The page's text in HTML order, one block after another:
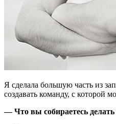
Я сделала большую часть из
создавать команду, с которой
— Что вы собираетесь